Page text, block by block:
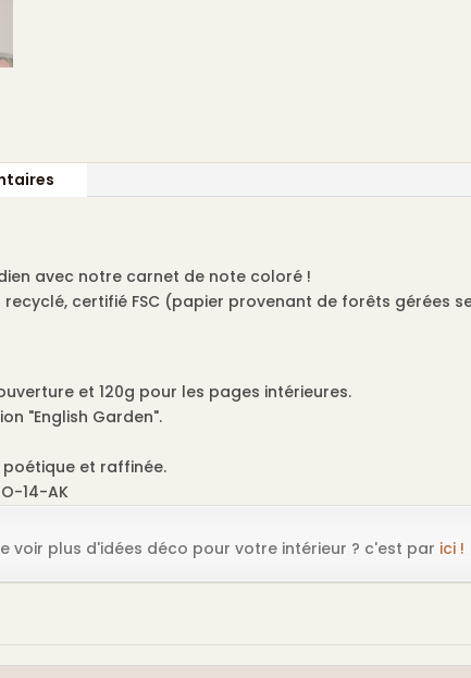
avec notre carnet de note coloré !
certifié FSC (papier provenant de forêts gérées
et 120g pour les pages intérieures.
"English Garden".
et raffinée.
14-AK
voir plus d'idées déco pour votre intérieur ? c'est par ici !